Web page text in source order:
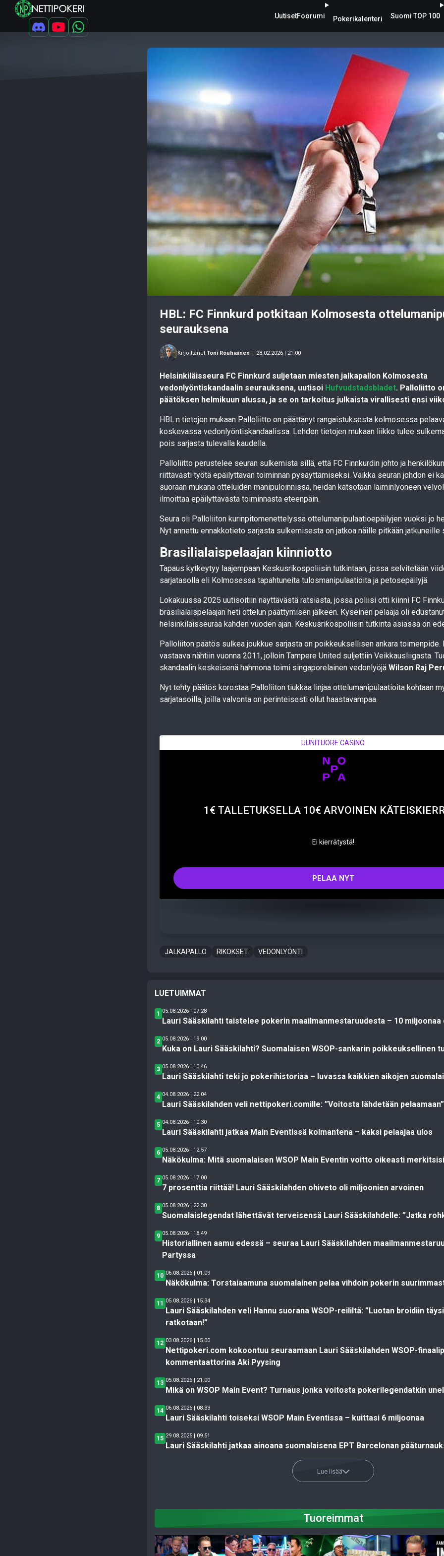
UutisetFoorumi Pokerikalenteri Suomi TOP 100
HBL: FC Finnkurd potkitaan Kolmosesta
seurauksena
Kirjoittanut Toni Rouhiainen | 28.02.2026 | 21.00
Helsinkiläisseura FC Finnkurd suljetaan miesten jalkapallon Kolmosesta
vedonlyöntiskandaalin seurauksena, uutisoi Hufvudstadsbladet. Palloliitto
päätöksen helmikuun alussa, ja se on tarkoitus julkaista virallisesti ensi
HBL:n tietojen mukaan Palloliitto on päättänyt rangaistuksesta kolmosessa
koskevassa vedonlyöntiskandaalissa. Lehden tietojen mukaan liikko tulee
pois sarjasta tulevalla kaudella.
Palloliitto perustelee seuran sulkemista sillä, että FC Finnkurdin johto ja
riittävästi työtä epäilyttävän toiminnan pysäyttämiseksi. Vaikka seuran johdon ei
suoraan mukana otteluiden manipuloinnissa, heidän katsotaan laiminlyöneen
ilmoittaa epäilyttävästä toiminnasta eteenpäin.
Seura oli Palloliiton kurinpitomenettelyssä ottelumanipulaatioepäilyjen vuoksi jo
Nyt annettu ennakkotieto sarjasta sulkemisesta on jatkoa näille pitkään
Brasilialaispelaajan kiinniotto
Tapaus kytkeytyy laajempaan Keskusrikospoliisin tutkintaan, jossa selvitetään
sarjatasolla eli Kolmosessa tapahtuneita tulosmanipulaatioita ja petosepäilyjä.
Lokakuussa 2025 uutisoitiin näyttävästä ratsiasta, jossa poliisi otti kiinni FC
brasilialaispelaajan heti ottelun päättymisen jälkeen. Kyseinen pelaaja oli
helsinkiläisseuraa kahden vuoden ajan. Keskusrikospoliisin tutkinta asiassa on
Palloliiton päätös sulkea joukkue sarjasta on poikkeuksellisen ankara toimenpide.
vastaava nähtiin vuonna 2011, jolloin Tampere United suljettiin Veikkausliigasta.
skandaalin keskeisenä hahmona toimi singaporelainen vedonlyöjä Wilson Raj
Nyt tehty päätös korostaa Palloliiton tiukkaa linjaa ottelumanipulaatioita kohtaan
sarjatasoilla, joilla valvonta on perinteisesti ollut haastavampaa.
UUNITUORE CASINO
1€ TALLETUKSELLA 10€ ARVOINEN
Ei kierrätystä!
PELAA NYT
JALKAPALLO RIKOKSET VEDONLYÖNTI
LUETUIMMAT
1 05.08.2026 | 07.28
Lauri Sääskilahti taistelee pokerin maailmanmestaruudesta – 10 miljoonaa
2 05.08.2026 | 19.00
Kuka on Lauri Sääskilahti? Suomalaisen WSOP-sankarin poikkeuksellinen
3 05.08.2026 | 10.46
Lauri Sääskilahti teki jo pokerihistoriaa – luvassa kaikkien aikojen
4 04.08.2026 | 22.04
Lauri Sääskilahden veli nettipokeri.comille: ”Voitosta lähdetään pelaamaan”
5 04.08.2026 | 10.30
Lauri Sääskilahti jatkaa Main Eventissä kolmantena – kaksi pelaajaa ulos
6 05.08.2026 | 12.57
Näkökulma: Mitä suomalaisen WSOP Main Eventin voitto oikeasti
7 05.08.2026 | 17.00
7 prosenttia riittää! Lauri Sääskilahden ohiveto oli miljoonien arvoinen
8 05.08.2026 | 22.30
Suomalaislegendat lähettävät terveisensä Lauri Sääskilahdelle: ”Jatka
9 05.08.2026 | 18.49
Historiallinen aamu edessä – seuraa Lauri Sääskilahden
Partyssa
10 06.08.2026 | 01.09
Näkökulma: Torstaiaamuna suomalainen pelaa vihdoin pokerin
11 05.08.2026 | 15.34
Lauri Sääskilahden veli Hannu suorana WSOP-reililtä: ”Luotan broidiin
ratkotaan!”
12 03.08.2026 | 15.00
Nettipokeri.com kokoontuu seuraamaan Lauri Sääskilahden WSOP-
kommentaattorina Aki Pyysing
13 05.08.2026 | 21.00
Mikä on WSOP Main Event? Turnaus jonka voitosta pokerilegendatkin
14 06.08.2026 | 08.33
Lauri Sääskilahti toiseksi WSOP Main Eventissa – kuittasi 6 miljoonaa
15 29.08.2025 | 09.51
Lauri Sääskilahti jatkaa ainoana suomalaisena EPT Barcelonan
Lue lisää
Tuoreimmat